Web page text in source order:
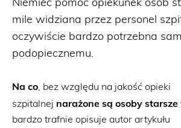
Niemiec pomoc opiekunek osób
mile widziana przez personel
oczywiście bardzo potrzebna
podopiecznemu.
Na co, bez względu na jakość opieki
szpitalnej narażone są osoby
bardzo trafnie opisuje autor artykułu